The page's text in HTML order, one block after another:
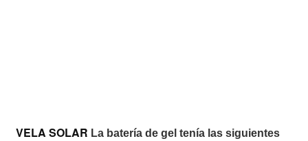
VELA SOLAR La batería de gel tenía las siguientes